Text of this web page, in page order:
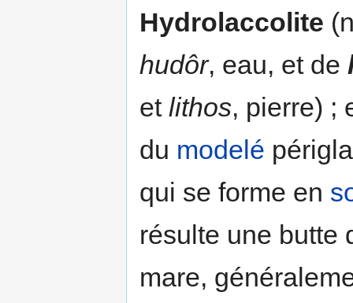
Hydrolaccolite
hudôr, eau, et de
et lithos, pierre) ;
du modelé
qui se forme en
résulte une butte
mare,